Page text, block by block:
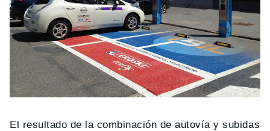
El resultado de la combinación de autovía y subidas